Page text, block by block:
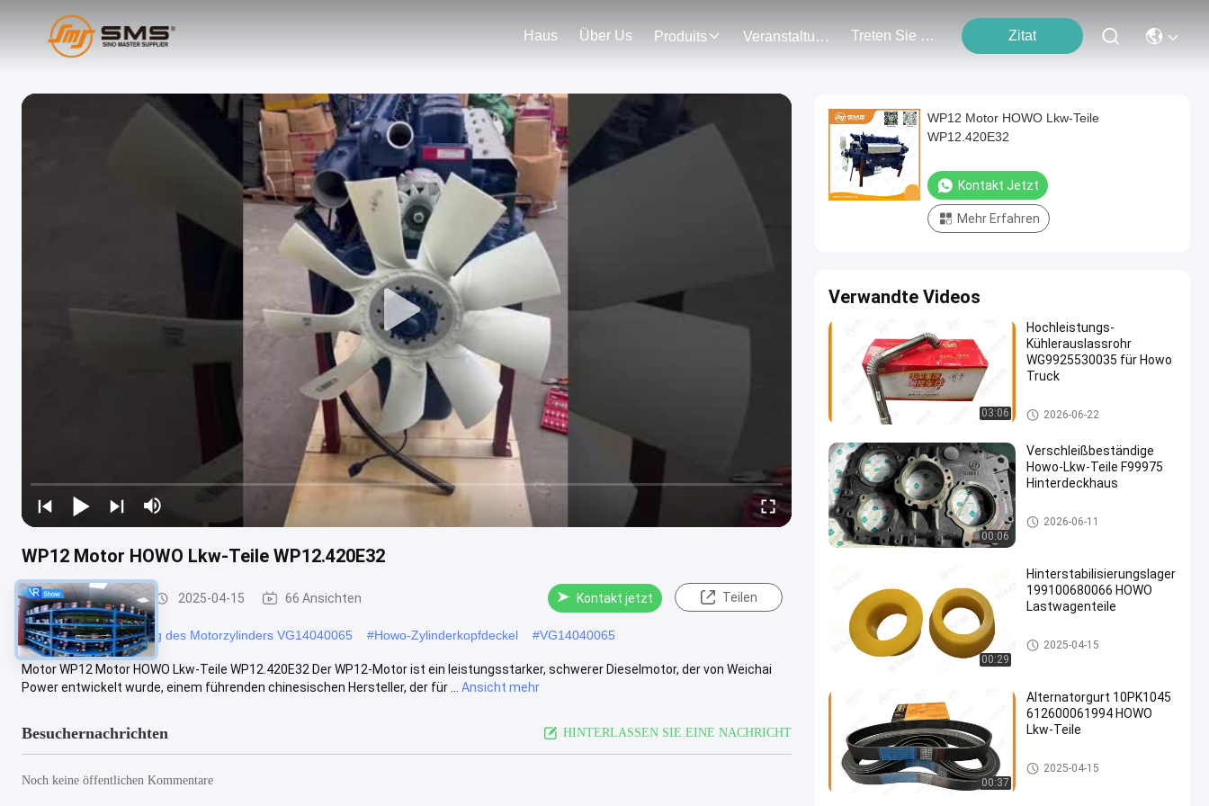
Haus Über Us Produits Veranstaltungen Treten Sie Mit Uns In Verbindung Zitat
WP12 Motor HOWO Lkw-Teile WP12.420E32
HOWO-LKW-Teile 2025-04-15 66 Ansichten Kontakt jetzt Teilen
#Zylinderkopfabdeckung des Motorzylinders VG14040065 #Howo-Zylinderkopfdeckel #VG14040065
Motor WP12 Motor HOWO Lkw-Teile WP12.420E32 Der WP12-Motor ist ein leistungsstarker, schwerer Dieselmotor, der von Weichai
Power entwickelt wurde, einem führenden chinesischen Hersteller, der für ...
Ansicht mehr
Besuchernachrichten HINTERLASSEN SIE EINE NACHRICHT
Noch keine öffentlichen Kommentare
WP12 Motor HOWO Lkw-Teile
WP12.420E32
Kontakt Jetzt
Mehr Erfahren
Verwandte Videos
03:06
Hochleistungs-
Kühlerauslassrohr
WG9925530035 für Howo
Truck
HOWO-LKW-Teile
2026-06-22
00:06
Verschleißbeständige
Howo-Lkw-Teile F99975
Hinterdeckhaus
HOWO-LKW-Teile
2026-06-11
00:29
Hinterstabilisierungslager
199100680066 HOWO
Lastwagenteile
HOWO-LKW-Teile
2025-04-15
00:37
Alternatorgurt 10PK1045
612600061994 HOWO
Lkw-Teile
HOWO-LKW-Teile
2025-04-15